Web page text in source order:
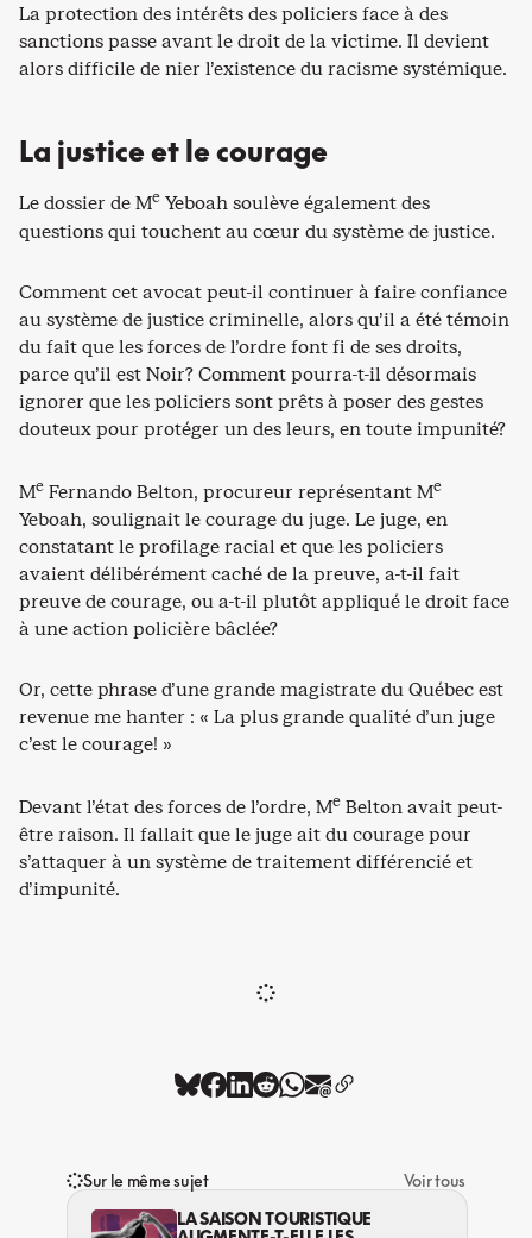
La protection des intérêts des policiers face à des
sanctions passe avant le droit de la victime. Il devient
alors difficile de nier l’existence du racisme systémique.
La justice et le courage
Le dossier de Me Yeboah soulève également des
questions qui touchent au cœur du système de justice.
Comment cet avocat peut-il continuer à faire confiance
au système de justice criminelle, alors qu’il a été témoin
du fait que les forces de l’ordre font fi de ses droits,
parce qu’il est Noir? Comment pourra-t-il désormais
ignorer que les policiers sont prêts à poser des gestes
douteux pour protéger un des leurs, en toute impunité?
Me Fernando Belton, procureur représentant Me
Yeboah, soulignait le courage du juge. Le juge, en
constatant le profilage racial et que les policiers
avaient délibérément caché de la preuve, a-t-il fait
preuve de courage, ou a-t-il plutôt appliqué le droit face
à une action policière bâclée?
Or, cette phrase d’une grande magistrate du Québec est
revenue me hanter : « La plus grande qualité d’un juge
c’est le courage! »
Devant l’état des forces de l’ordre, Me Belton avait peut-
être raison. Il fallait que le juge ait du courage pour
s’attaquer à un système de traitement différencié et
d’impunité.
Sur le même sujet
Voir tous
LA SAISON TOURISTIQUE